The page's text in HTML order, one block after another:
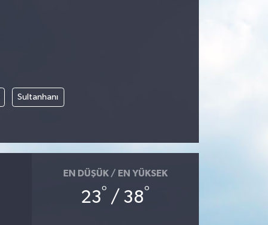
Sultanhanı
EN DÜŞÜK / EN YÜKSEK
23° / 38°